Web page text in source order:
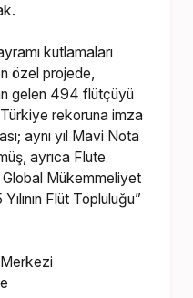
kutlamaları
özel projede,
gelen 494 flütçüyü
rekoruna imza
aynı yıl Mavi Nota
ayrıca Flute
Mükemmeliyet
Flüt Topluluğu”